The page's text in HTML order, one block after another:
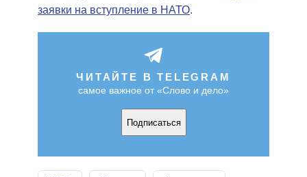
заявки на вступление в НАТО.
ЧИТАЙТЕ В TELEGRAM
самое важное от «Слово и дело»
Подписаться